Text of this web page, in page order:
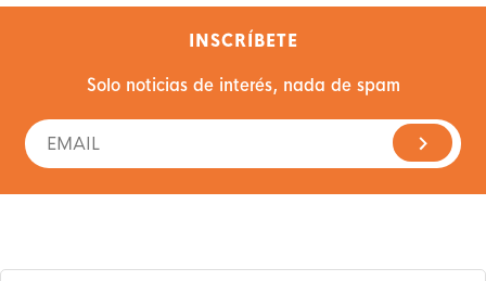
INSCRÍBETE
Solo noticias de interés, nada de spam